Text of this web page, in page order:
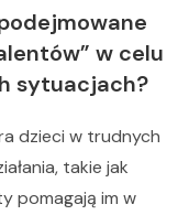
w celu
sytuacjach?
dzieci w trudnych
takie jak
pomagają im w